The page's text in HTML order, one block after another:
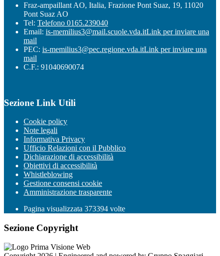
Fraz-ampaillant AO, Italia, Frazione Pont Suaz, 19, 11020
Pont Suaz AO
Tel: Telefono 0165.239040
Email: is-memilius3@mail.scuole.vda.itLink per inviare una
mail
PEC: is-memilius3@pec.regione.vda.itLink per inviare una
mail
C.F.: 91040690074
Sezione Link Utili
Cookie policy
Note legali
Informativa Privacy
Ufficio Relazioni con il Pubblico
Dichiarazione di accessibilità
Obiettivi di accessibilità
Whistleblowing
Gestione consensi cookie
Amministrazione trasparente
Pagina visualizzata 373394 volte
Sezione Copyright